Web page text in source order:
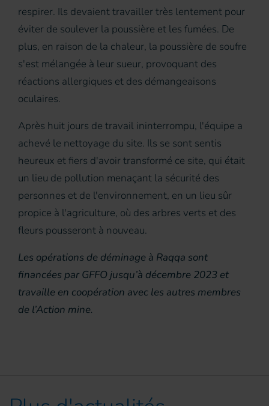
respirer. Ils devaient travailler très lentement pour
éviter de soulever la poussière et les fumées. De
plus, en raison de la chaleur, la poussière de soufre
s'est mélangée à leur sueur, provoquant des
réactions allergiques et des démangeaisons
oculaires.
Après huit jours de travail ininterrompu, l'équipe a
achevé le nettoyage du site. Ils se sont sentis
heureux et fiers d'avoir transformé ce site, qui était
un lieu de pollution menaçant la sécurité des
personnes et de l'environnement, en un lieu sûr
propice à l'agriculture, où des arbres verts et des
fleurs pousseront à nouveau.
Les opérations de déminage à Raqqa sont
financées par GFFO jusqu’à décembre 2023 et
travaille en coopération avec les autres membres
de l’Action mine.